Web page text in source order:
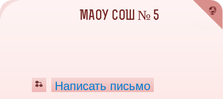
МАОУ СОШ № 5
Написать письмо